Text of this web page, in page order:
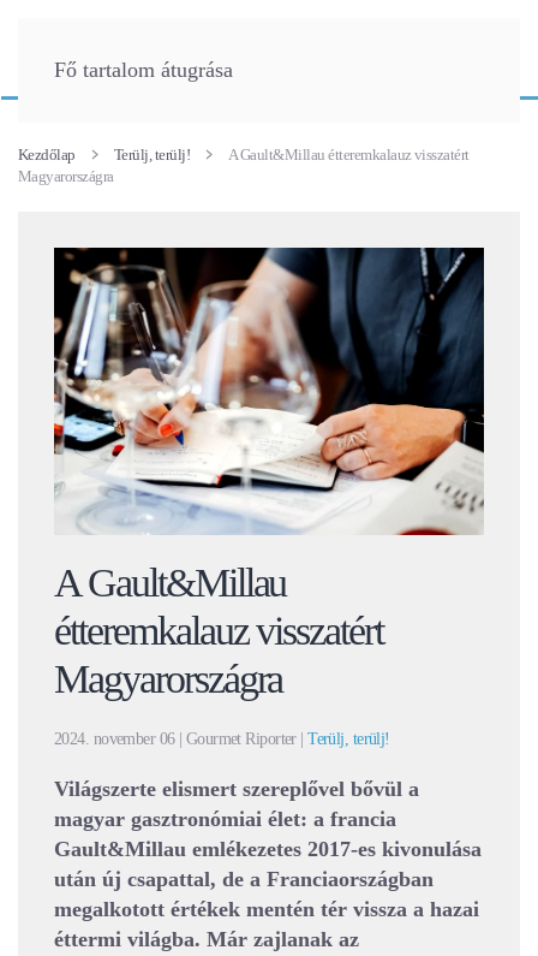
Fő tartalom átugrása
Kezdőlap Terülj, terülj!
A Gault&Millau étteremkalauz visszatért
Magyarországra
A Gault&Millau
étteremkalauz visszatért
Magyarországra
2024. november 06| Gourmet Riporter |Terülj, terülj!
Világszerte elismert szereplővel bővül a
magyar gasztronómiai élet: a francia
Gault&Millau emlékezetes 2017-es kivonulása
után új csapattal, de a Franciaországban
megalkotott értékek mentén tér vissza a hazai
éttermi világba. Már zajlanak az